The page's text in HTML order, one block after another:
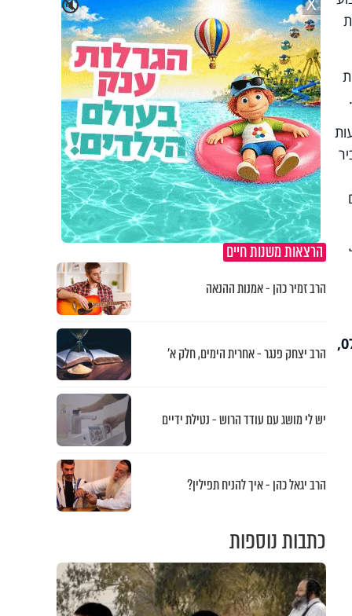
לפניות אל מחלקת אמ"א – סיוע, ייעוץ והכוונה לנשים למניעת הפסקות היריון: טל' 073-2221333,
הרצאות משנות חיים
הרב זמיר כהן - אמנות ההנאה
הרב יצחק פנגר - אחרית הימים, חלק א’
יש לי מושג עם עודד הרוש - נטילת ידיים
הרב יגאל כהן - איך להניח תפילין?
כתבות נוספות